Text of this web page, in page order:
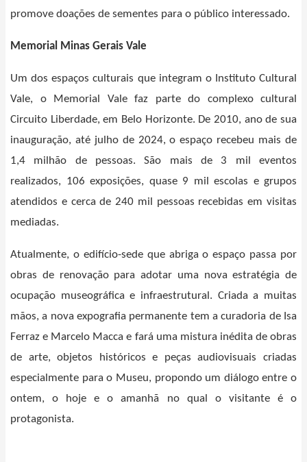
promove doações de sementes para o público interessado.
Memorial Minas Gerais Vale
Um dos espaços culturais que integram o Instituto Cultural
Vale, o Memorial Vale faz parte do complexo cultural
Circuito Liberdade, em Belo Horizonte. De 2010, ano de sua
inauguração, até julho de 2024, o espaço recebeu mais de
1,4 milhão de pessoas. São mais de 3 mil eventos
realizados, 106 exposições, quase 9 mil escolas e grupos
atendidos e cerca de 240 mil pessoas recebidas em visitas
mediadas.
Atualmente, o edifício-sede que abriga o espaço passa por
obras de renovação para adotar uma nova estratégia de
ocupação museográfica e infraestrutural. Criada a muitas
mãos, a nova expografia permanente tem a curadoria de Isa
Ferraz e Marcelo Macca e fará uma mistura inédita de obras
de arte, objetos históricos e peças audiovisuais criadas
especialmente para o Museu, propondo um diálogo entre o
ontem, o hoje e o amanhã no qual o visitante é o
protagonista.